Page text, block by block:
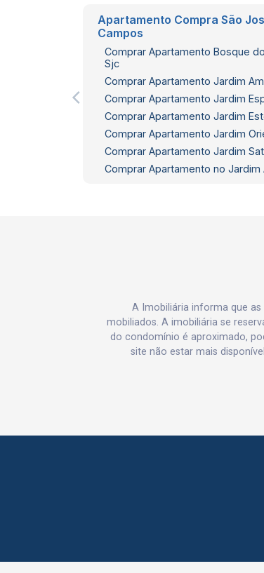
Apartamento Compra São
Campos
Comprar Apartamento Bosque
Sjc
Comprar Apartamento Jardim
Comprar Apartamento Jardim
Comprar Apartamento Jardim
Comprar Apartamento Jardim
Comprar Apartamento Jardim
Comprar Apartamento no Jardim
A Imobiliária informa que
mobiliados. A imobiliária se
do condomínio é aproximado,
site não estar mais